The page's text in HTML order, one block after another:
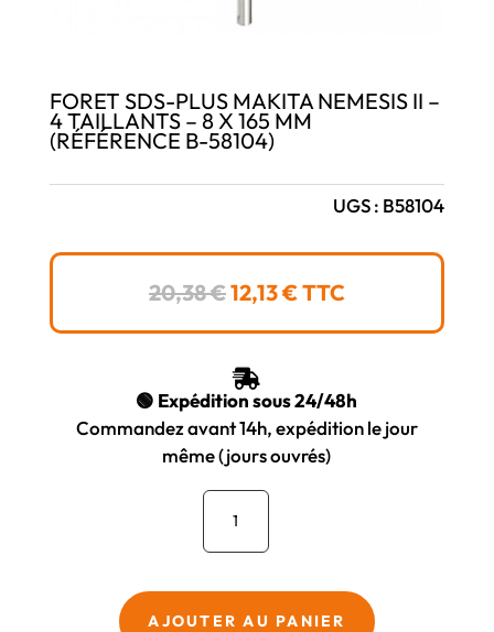
FORET SDS-PLUS MAKITA NEMESIS II –
4 TAILLANTS – 8 X 165 MM
(RÉFÉRENCE B-58104)
UGS : B58104
20,38€LE
ÉTAIT :
20,38 €.
12,13€LE
12,13 €.
TTC

🟢 Expédition sous 24/48h
Commandez avant 14h, expédition le jour
même (jours ouvrés)
quantité
Foret
PLUS
AJOUTER AU PANIER